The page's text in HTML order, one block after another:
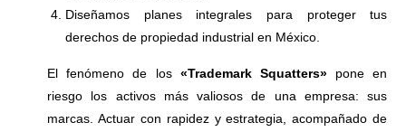
Diseñamos planes integrales para proteger tus
derechos de propiedad industrial en México.
El fenómeno de los «Trademark Squatters»pone en
riesgo los activos más valiosos de una empresa: sus
marcas. Actuar con rapidez y estrategia, acompañado de